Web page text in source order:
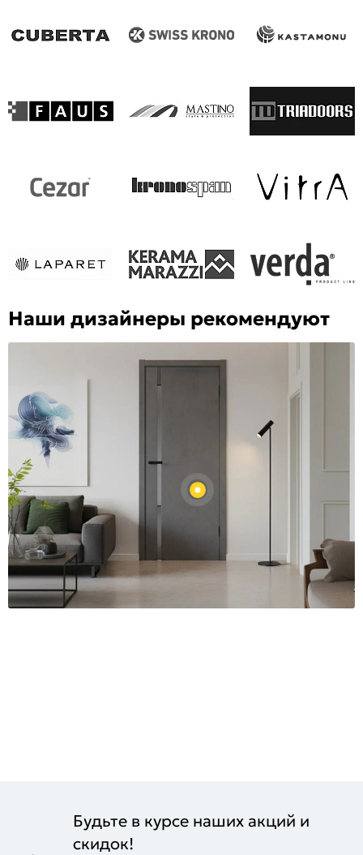
Наши дизайнеры рекомендуют
Будьте в курсе наших акций и
скидок!